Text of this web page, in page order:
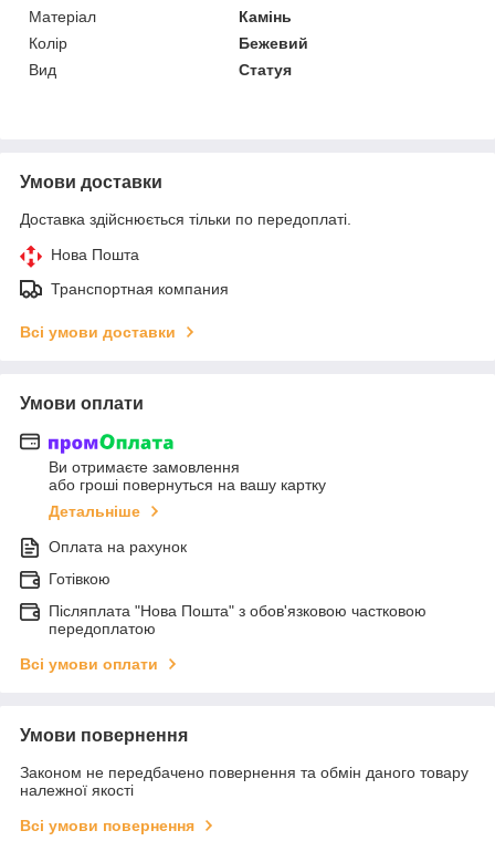
Матеріал
Камінь
Колір
Бежевий
Вид
Статуя
Умови доставки
Доставка здійснюється тільки по передоплаті.
Нова Пошта
Транспортная компания
Всі умови доставки
Умови оплати
Ви отримаєте замовлення
або гроші повернуться на вашу картку
Детальніше
Оплата на рахунок
Готівкою
Післяплата "Нова Пошта" з обов'язковою частковою
передоплатою
Всі умови оплати
Умови повернення
Законом не передбачено повернення та обмін даного товару
належної якості
Всі умови повернення